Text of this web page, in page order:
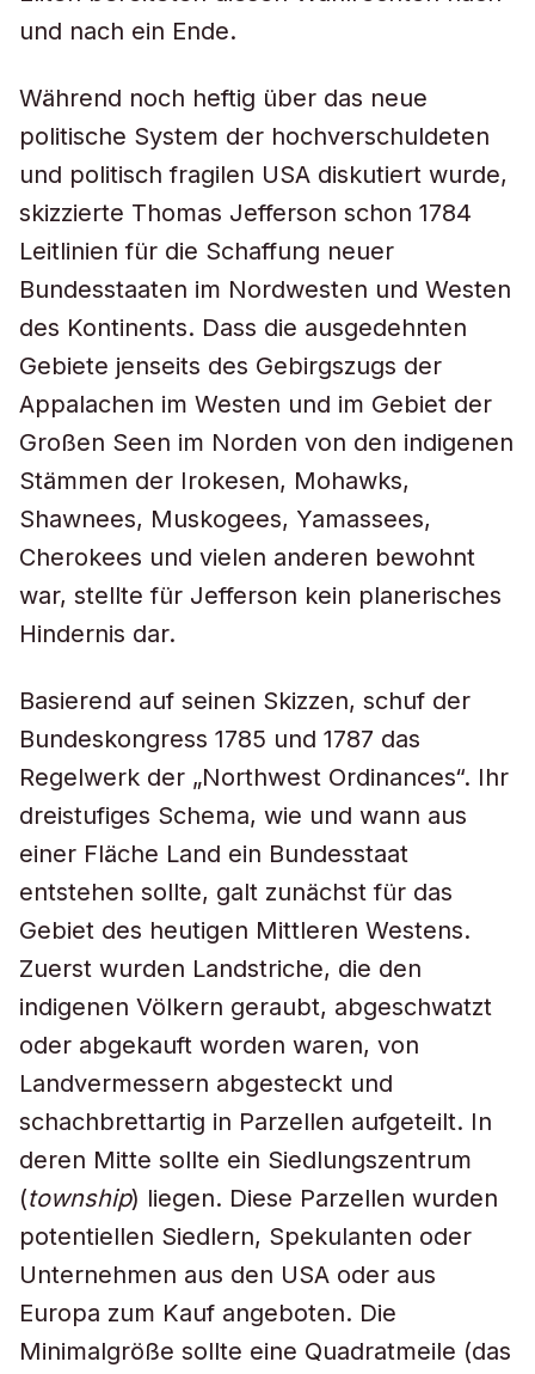
und nach ein Ende.
Während noch heftig über das neue
politische System der hochverschuldeten
und politisch fragilen USA diskutiert wurde,
skizzierte Thomas Jefferson schon 1784
Leitlinien für die Schaffung neuer
Bundesstaaten im Nordwesten und Westen
des Kontinents. Dass die ausgedehnten
Gebiete jenseits des Gebirgszugs der
Appalachen im Westen und im Gebiet der
Großen Seen im Norden von den indigenen
Stämmen der Irokesen, Mohawks,
Shawnees, Muskogees, Yamassees,
Cherokees und vielen anderen bewohnt
war, stellte für Jefferson kein planerisches
Hindernis dar.
Basierend auf seinen Skizzen, schuf der
Bundeskongress 1785 und 1787 das
Regelwerk der „Northwest Ordinances“. Ihr
dreistufiges Schema, wie und wann aus
einer Fläche Land ein Bundesstaat
entstehen sollte, galt zunächst für das
Gebiet des heutigen Mittleren Westens.
Zuerst wurden Landstriche, die den
indigenen Völkern geraubt, abgeschwatzt
oder abgekauft worden waren, von
Landvermessern abgesteckt und
schachbrettartig in Parzellen aufgeteilt. In
deren Mitte sollte ein Siedlungszentrum
(township) liegen. Diese Parzellen wurden
potentiellen Siedlern, Spekulanten oder
Unternehmen aus den USA oder aus
Europa zum Kauf angeboten. Die
Minimalgröße sollte eine Quadratmeile (das